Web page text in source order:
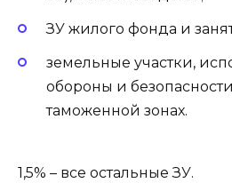
ЗУ жилого фонда и
земельные участки,
обороны и
таможенной зонах.
1,5% – все остальные ЗУ.